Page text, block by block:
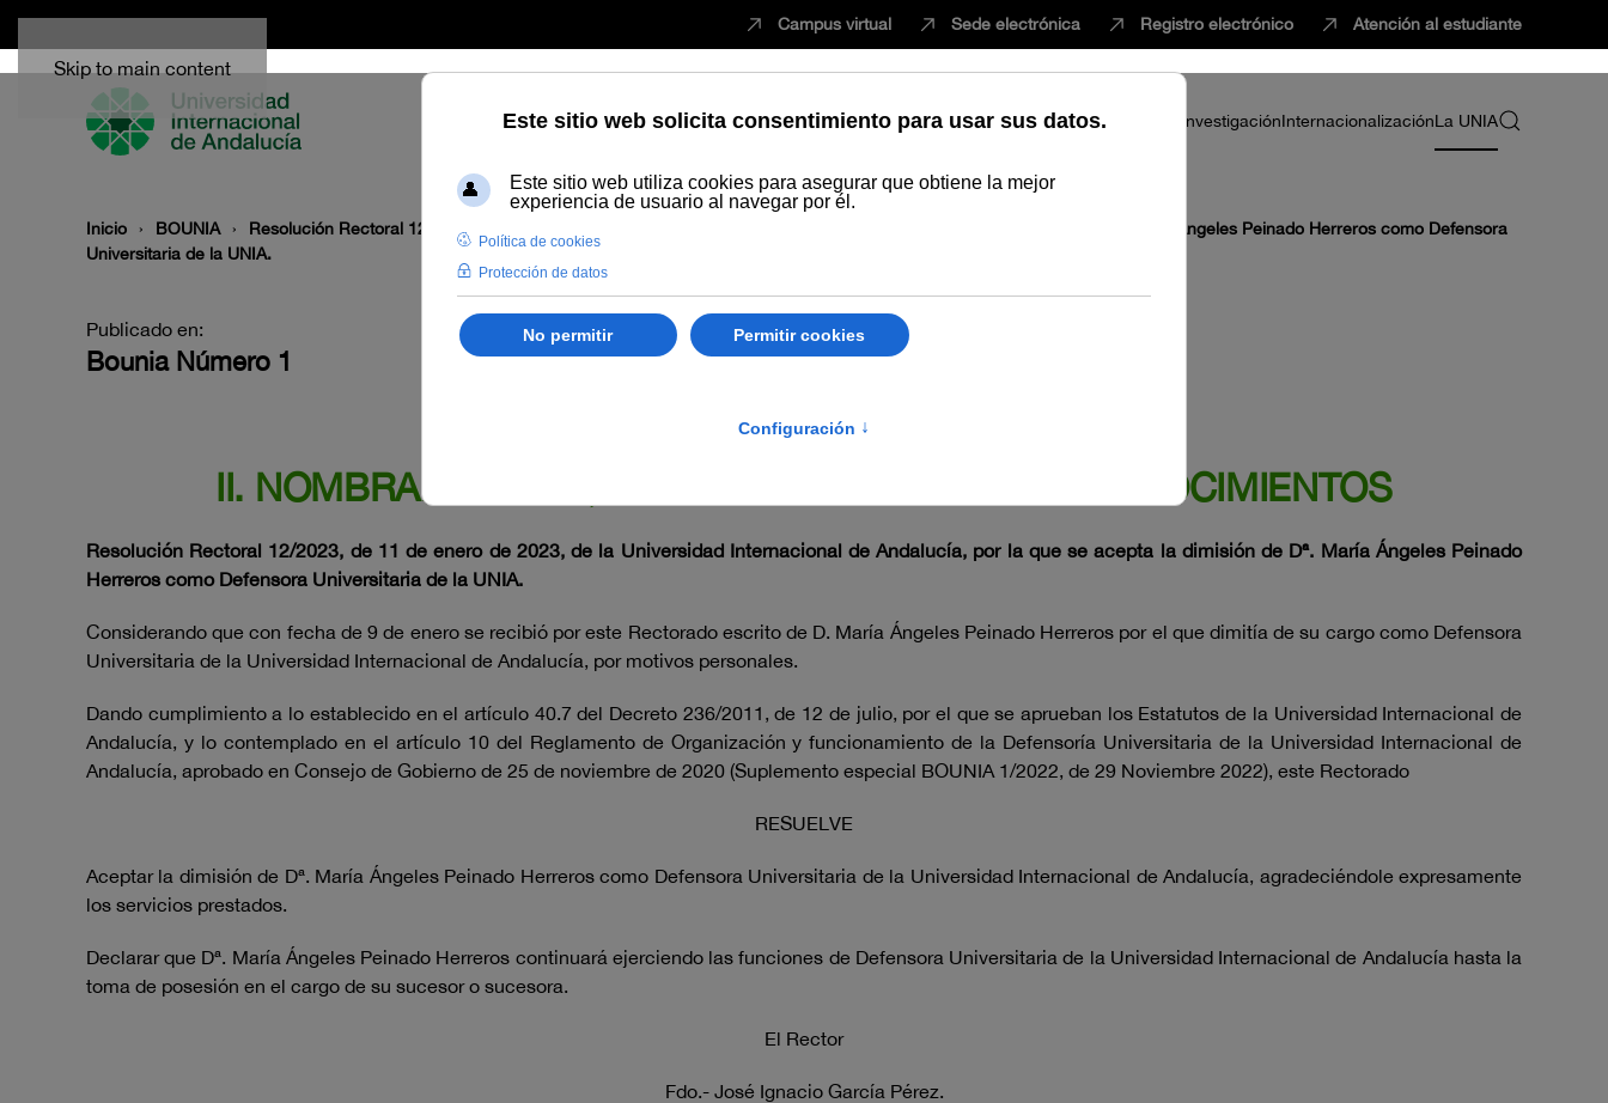
Skip to main content
Campus virtual Sede electrónica Registro electrónico Atención al estudiante
EstudiarInnovaciónVida universitariaProfesorado InvestigaciónInternacionalizaciónLa UNIA
Inicio BOUNIA
Resolución Rectoral 12/2023, de la Universidad Internacional de Andalucía, por la que se acepta la dimisión de Dª. María Ángeles Peinado Herreros como Defensora
Universitaria de la UNIA.
Publicado en:
Bounia Número 1
II. NOMBRAMIENTOS, INCIDENCIAS Y OTROS RECONOCIMIENTOS
Resolución Rectoral 12/2023, de 11 de enero de 2023, de la Universidad Internacional de Andalucía, por la que se acepta la dimisión de Dª. María Ángeles Peinado
Herreros como Defensora Universitaria de la UNIA.
Considerando que con fecha de 9 de enero se recibió por este Rectorado escrito de D. María Ángeles Peinado Herreros por el que dimitía de su cargo como Defensora
Universitaria de la Universidad Internacional de Andalucía, por motivos personales.
Dando cumplimiento a lo establecido en el artículo 40.7 del Decreto 236/2011, de 12 de julio, por el que se aprueban los Estatutos de la Universidad Internacional de
Andalucía, y lo contemplado en el artículo 10 del Reglamento de Organización y funcionamiento de la Defensoría Universitaria de la Universidad Internacional de
Andalucía, aprobado en Consejo de Gobierno de 25 de noviembre de 2020 (Suplemento especial BOUNIA 1/2022, de 29 Noviembre 2022), este Rectorado
RESUELVE
Aceptar la dimisión de Dª. María Ángeles Peinado Herreros como Defensora Universitaria de la Universidad Internacional de Andalucía, agradeciéndole expresamente
los servicios prestados.
Declarar que Dª. María Ángeles Peinado Herreros continuará ejerciendo las funciones de Defensora Universitaria de la Universidad Internacional de Andalucía hasta la
toma de posesión en el cargo de su sucesor o sucesora.
El Rector
Fdo.- José Ignacio García Pérez.